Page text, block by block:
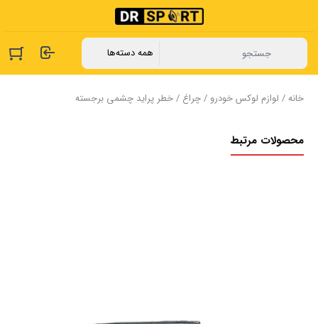
خانه/ لوازم لوکس خودرو /چراغ / خطر پراید چشمی برجسته
محصولات مرتبط